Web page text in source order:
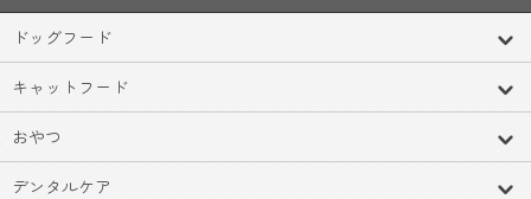
ドッグフード
キャットフード
おやつ
デンタルケア